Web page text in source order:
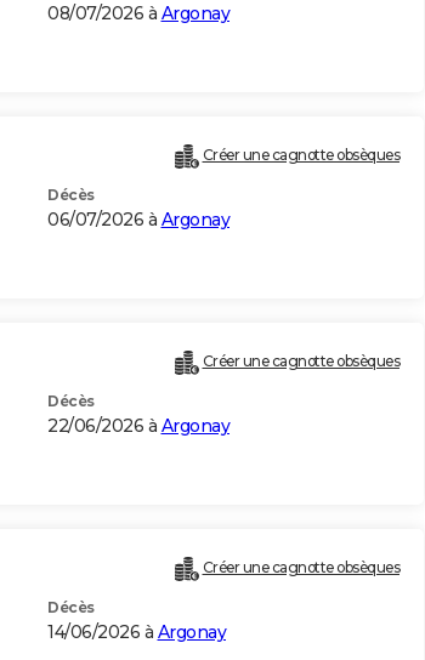
08/07/2026 à Argonay
Créer une cagnotte obsèques
Décès
06/07/2026 à Argonay
Créer une cagnotte obsèques
Décès
22/06/2026 à Argonay
Créer une cagnotte obsèques
Décès
14/06/2026 à Argonay